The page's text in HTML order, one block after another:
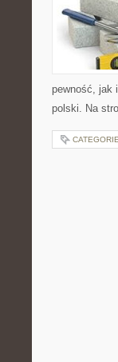
pewność, jak
polski. Na